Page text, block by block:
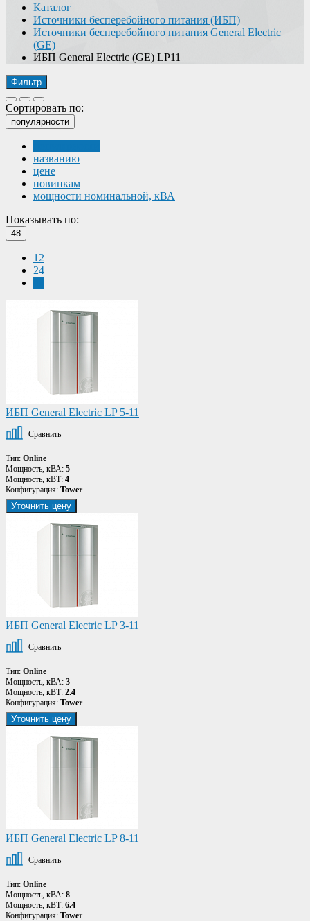
Каталог
Источники бесперебойного питания (ИБП)
Источники бесперебойного питания General Electric
(GE)
ИБП General Electric (GE) LP11
Фильтр
Сортировать по:
популярности
названию
цене
новинкам
мощности номинальной, кВА
Показывать по:
48
12
24
ИБП General Electric LP 5-11
Сравнить
Тип: Online
Мощность, кВА: 5
Мощность, кВТ: 4
Конфигурация: Tower
Уточнить цену
ИБП General Electric LP 3-11
Сравнить
Тип: Online
Мощность, кВА: 3
Мощность, кВТ: 2.4
Конфигурация: Tower
Уточнить цену
ИБП General Electric LP 8-11
Сравнить
Тип: Online
Мощность, кВА: 8
Мощность, кВТ: 6.4
Конфигурация: Tower